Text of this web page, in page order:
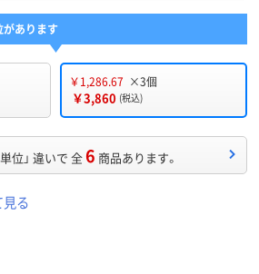
があります
￥1,286.67 ×3個
￥3,860 (税込)
単位」 違いで 全6 商品あります。
る